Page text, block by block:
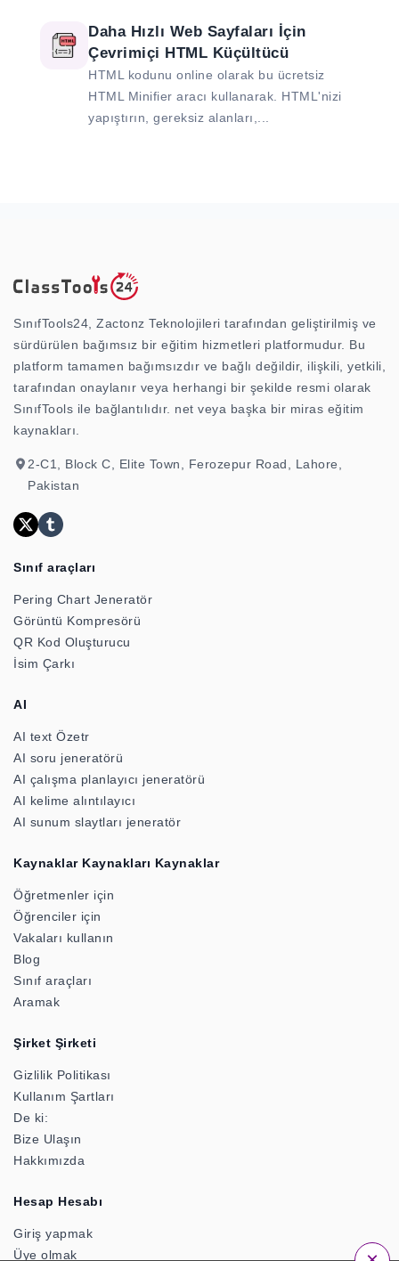
Daha Hızlı Web Sayfaları İçin
Çevrimiçi HTML Küçültücü
HTML kodunu online olarak bu ücretsiz
HTML Minifier aracı kullanarak. HTML'nizi
yapıştırın, gereksiz alanları,...
SınıfTools24, Zactonz Teknolojileri tarafından geliştirilmiş ve
sürdürülen bağımsız bir eğitim hizmetleri platformudur. Bu
platform tamamen bağımsızdır ve bağlı değildir, ilişkili, yetkili,
tarafından onaylanır veya herhangi bir şekilde resmi olarak
SınıfTools ile bağlantılıdır. net veya başka bir miras eğitim
kaynakları.
2-C1, Block C, Elite Town, Ferozepur Road, Lahore,
Pakistan
Sınıf araçları
Pering Chart Jeneratör
Görüntü Kompresörü
QR Kod Oluşturucu
İsim Çarkı
AI
AI text Özetr
AI soru jeneratörü
AI çalışma planlayıcı jeneratörü
AI kelime alıntılayıcı
AI sunum slaytları jeneratör
Kaynaklar Kaynakları Kaynaklar
Öğretmenler için
Öğrenciler için
Vakaları kullanın
Blog
Sınıf araçları
Aramak
Şirket Şirketi
Gizlilik Politikası
Kullanım Şartları
De ki:
Bize Ulaşın
Hakkımızda
Hesap Hesabı
Giriş yapmak
Üye olmak